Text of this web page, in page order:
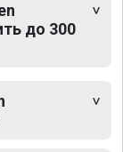
до 300